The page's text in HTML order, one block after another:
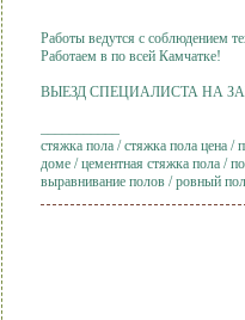
Работы ведутся с соблюдением
Работаем в по всей Камчатке!
ВЫЕЗД СПЕЦИАЛИСТА НА
стяжка пола / стяжка пола цена /
доме / цементная стяжка пола /
выравнивание полов / ровный